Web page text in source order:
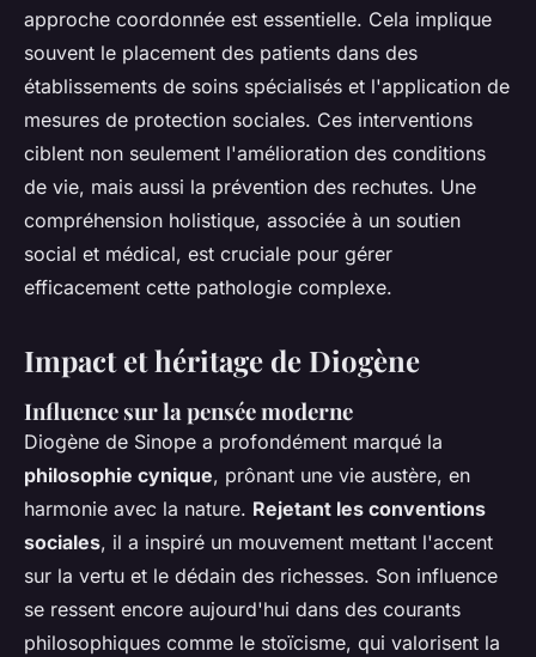
approche coordonnée est essentielle. Cela implique
souvent le placement des patients dans des
établissements de soins spécialisés et l'application de
mesures de protection sociales. Ces interventions
ciblent non seulement l'amélioration des conditions
de vie, mais aussi la prévention des rechutes. Une
compréhension holistique, associée à un soutien
social et médical, est cruciale pour gérer
efficacement cette pathologie complexe.
Impact et héritage de Diogène
Influence sur la pensée moderne
Diogène de Sinope a profondément marqué la
philosophie cynique, prônant une vie austère, en
harmonie avec la nature. Rejetant les conventions
sociales, il a inspiré un mouvement mettant l'accent
sur la vertu et le dédain des richesses. Son influence
se ressent encore aujourd'hui dans des courants
philosophiques comme le stoïcisme, qui valorisent la